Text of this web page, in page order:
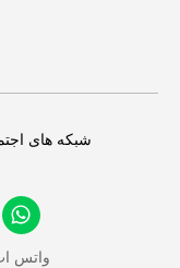
شبکه های
واتس